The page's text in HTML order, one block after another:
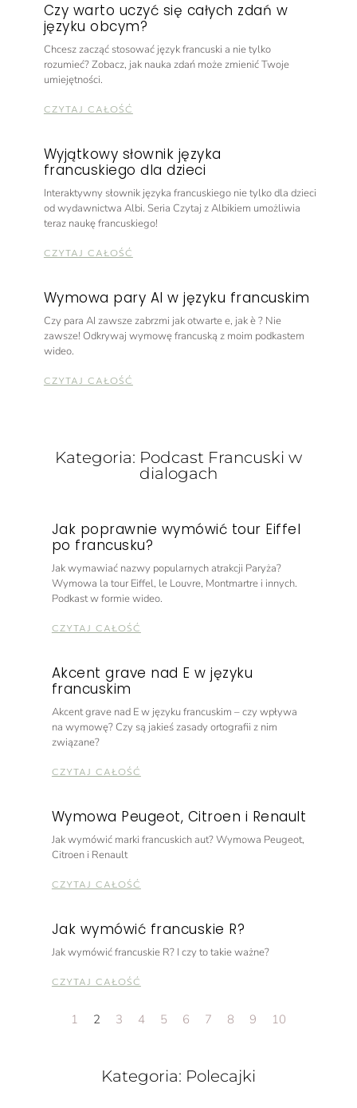
Czy warto uczyć się całych zdań w
języku obcym?
Chcesz zacząć stosować język francuski a nie tylko
rozumieć? Zobacz, jak nauka zdań może zmienić Twoje
umiejętności.
CZYTAJ CAŁOŚĆ
Wyjątkowy słownik języka
francuskiego dla dzieci
Interaktywny słownik języka francuskiego nie tylko dla dzieci
od wydawnictwa Albi. Seria Czytaj z Albikiem umożliwia
teraz naukę francuskiego!
CZYTAJ CAŁOŚĆ
Wymowa pary AI w języku francuskim
Czy para AI zawsze zabrzmi jak otwarte e, jak è ? Nie
zawsze! Odkrywaj wymowę francuską z moim podkastem
wideo.
CZYTAJ CAŁOŚĆ
Kategoria: Podcast Francuski w
dialogach
Jak poprawnie wymówić tour Eiffel
po francusku?
Jak wymawiać nazwy popularnych atrakcji Paryża?
Wymowa la tour Eiffel, le Louvre, Montmartre i innych.
Podkast w formie wideo.
CZYTAJ CAŁOŚĆ
Akcent grave nad E w języku
francuskim
Akcent grave nad E w języku francuskim​ – czy wpływa
na wymowę? Czy są jakieś zasady ortografii z nim
związane?
CZYTAJ CAŁOŚĆ
Wymowa Peugeot, Citroen i Renault
Jak wymówić marki francuskich aut? Wymowa Peugeot,
Citroen i Renault
CZYTAJ CAŁOŚĆ
Jak wymówić francuskie R?
Jak wymówić francuskie R? I czy to takie ważne?
CZYTAJ CAŁOŚĆ
1 2 3 4 5 6 7 8 9 10
Kategoria: Polecajki